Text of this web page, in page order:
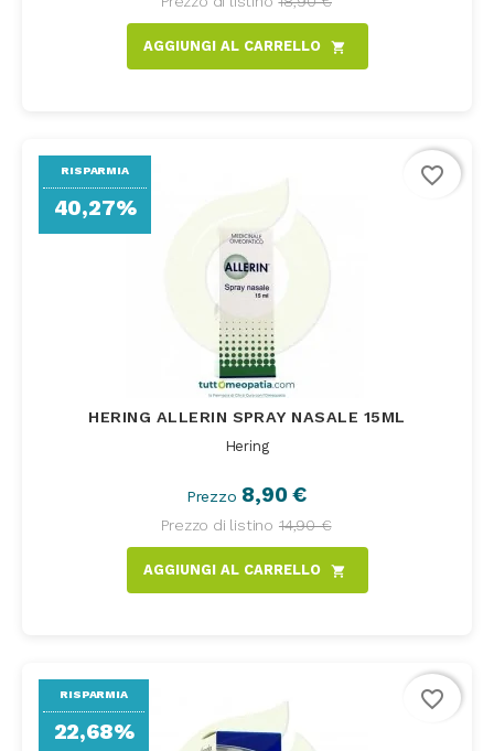
AGGIUNGI AL CARRELLO shopping_cart
HERING ALLERIN SPRAY NASALE 15ML
Hering
Prezzo 8,90 €
Prezzo di listino 14,90 €
AGGIUNGI AL CARRELLO shopping_cart
RISPARMIA
40,27%
favorite_border
RISPARMIA
22,68%
favorite_border